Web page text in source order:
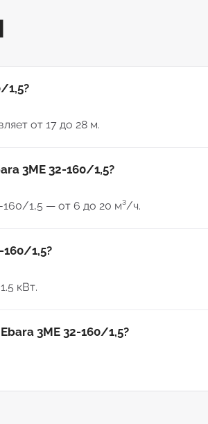
1,5?
от 17 до 28 м.
3ME 32-160/1,5?
160/1,5 — от 6 до 20 м³/ч.
160/1,5?
кВт.
3ME 32-160/1,5?